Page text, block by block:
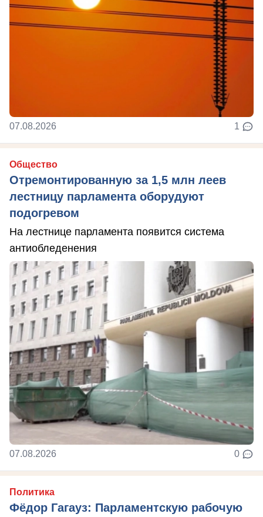
07.08.2026 1
Общество
Отремонтированную за 1,5 млн леев
лестницу парламента оборудуют
подогревом
На лестнице парламента появится система
антиобледенения
07.08.2026 0
Политика
Фёдор Гагауз: Парламентскую рабочую